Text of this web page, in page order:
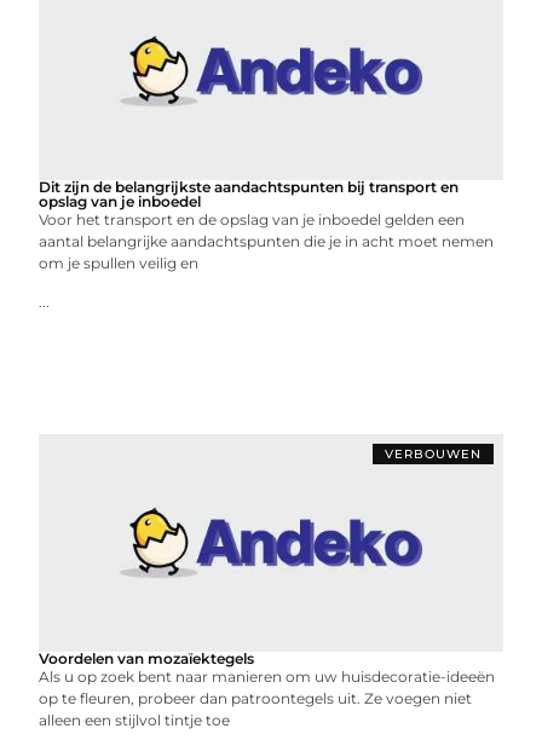
Dit zijn de belangrijkste aandachtspunten bij transport en
opslag van je inboedel
Voor het transport en de opslag van je inboedel gelden een
aantal belangrijke aandachtspunten die je in acht moet nemen
om je spullen veilig en
...
VERBOUWEN
Voordelen van mozaïektegels
Als u op zoek bent naar manieren om uw huisdecoratie-ideeën
op te fleuren, probeer dan patroontegels uit. Ze voegen niet
alleen een stijlvol tintje toe